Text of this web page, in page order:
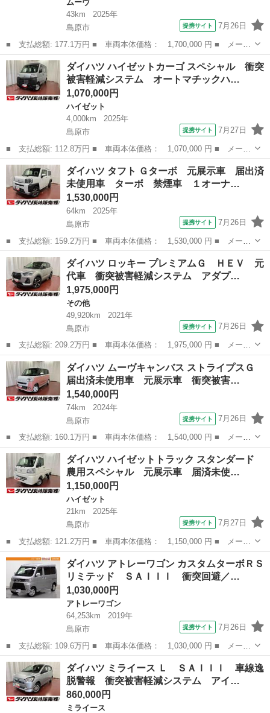
ムーヴ
43km
2025年
島原市
提携サイト 7月26日
■ 支払総額: 177.1万円 ■ 車両本体価格： 1,700,000 円 ■ メーカ
ー名： ダイハツ ■ 車種名： ムーヴ ■ グレード名： ＲＳ 届
出済未使用車 元展示車 ターボ アダプティブクルーズコントロー
ル 電動...
長崎 島原市 ムーヴ
ダイハツ ハイゼットカーゴ スペシャル 衝突
被害軽減システム オートマチックハ…
1,070,000円
ハイゼット
4,000km
2025年
島原市
提携サイト 7月27日
■ 支払総額: 112.8万円 ■ 車両本体価格： 1,070,000 円 ■ メーカ
ー名： ダイハツ ■ 車種名： ハイゼットカーゴ ■ グレード
名： スペシャル 衝突被害軽減システム オートマチックハイビー
ム 禁煙車 ...
長崎 島原市 ハイゼット
ダイハツ タフト Ｇターボ 元展示車 届出済
未使用車 ターボ 禁煙車 １オーナ…
1,530,000円
64km
2025年
島原市
提携サイト 7月26日
■ 支払総額: 159.2万円 ■ 車両本体価格： 1,530,000 円 ■ メーカ
ー名： ダイハツ ■ 車種名： タフト ■ グレード名： Ｇター
ボ 元展示車 届出済未使用車 ターボ 禁煙車 １オーナー アダ
プティブク...
長崎 島原市 ダイハツ
ダイハツ ロッキー プレミアムＧ ＨＥＶ 元
代車 衝突被害軽減システム アダプ…
1,975,000円
その他
49,920km
2021年
島原市
提携サイト 7月26日
■ 支払総額: 209.2万円 ■ 車両本体価格： 1,975,000 円 ■ メーカ
ー名： ダイハツ ■ 車種名： ロッキー ■ グレード名： プレミ
アムＧ ＨＥＶ 元代車 衝突被害軽減システム アダプティブクル
ーズコン...
長崎 島原市 その他
ダイハツ ムーヴキャンバス ストライプスＧ
届出済未使用車 元展示車 衝突被害…
1,540,000円
74km
2024年
島原市
提携サイト 7月26日
■ 支払総額: 160.1万円 ■ 車両本体価格： 1,540,000 円 ■ メーカ
ー名： ダイハツ ■ 車種名： ムーヴキャンバス ■ グレード
名： ストライプスＧ 届出済未使用車 元展示車 衝突被害軽減シ
ステム 両側...
長崎 島原市 ダイハツ
ダイハツ ハイゼットトラック スタンダード
農用スペシャル 元展示車 届済未使…
1,150,000円
ハイゼット
21km
2025年
島原市
提携サイト 7月27日
■ 支払総額: 121.2万円 ■ 車両本体価格： 1,150,000 円 ■ メーカ
ー名： ダイハツ ■ 車種名： ハイゼットトラック ■ グレード
名： スタンダード 農用スペシャル 元展示車 届済未使用車 １
オーナー ...
長崎 島原市 ハイゼット
ダイハツ アトレーワゴン カスタムターボＲＳ
リミテッド ＳＡＩＩＩ 衝突回避／…
1,030,000円
アトレーワゴン
64,253km
2019年
島原市
提携サイト 7月26日
■ 支払総額: 109.6万円 ■ 車両本体価格： 1,030,000 円 ■ メーカ
ー名： ダイハツ ■ 車種名： アトレーワゴン ■ グレード名：
カスタムターボＲＳリミテッド ＳＡＩＩＩ 衝突回避／被害軽減
片側電動...
長崎 島原市 アトレーワゴン
ダイハツ ミライース Ｌ ＳＡＩＩＩ 車線逸
脱警報 衝突被害軽減システム アイ…
860,000円
ミライース